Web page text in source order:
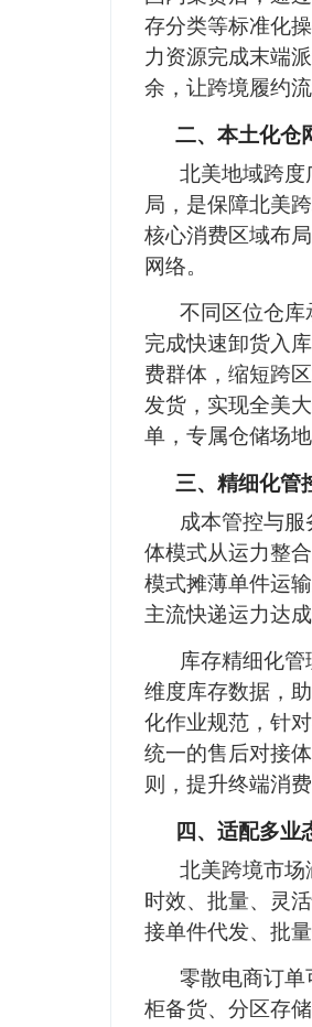
存分类等标准化
力资源完成末端
余，让跨境履约
二、本土化仓
北美地域跨
局，是保障北美
核心消费区域布
网络。
不同区位仓库
完成快速卸货入
费群体，缩短跨
发货，实现全美
单，专属仓储场
三、精细化管
成本管控与
体模式从运力整
模式摊薄单件运
主流快递运力达
库存精细化
维度库存数据，
化作业规范，针
统一的售后对接
则，提升终端消费
四、适配多业
北美跨境市场
时效、批量、灵
接单件代发、批
零散电商订
柜备货、分区存